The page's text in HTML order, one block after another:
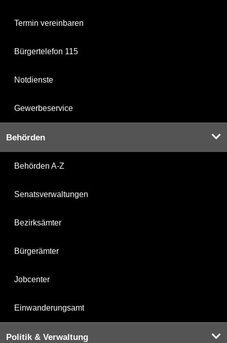
Termin vereinbaren
Bürgertelefon 115
Notdienste
Gewerbeservice
Behörden
Behörden A-Z
Senatsverwaltungen
Bezirksämter
Bürgerämter
Jobcenter
Einwanderungsamt
Politik & Verwaltung